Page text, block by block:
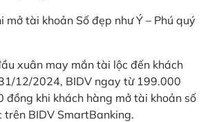
mở tài khoản Số đẹp như Ý – Phú quý
xuân may mắn tài lộc đến khách
12/2024, BIDV ngay từ 199.000
đồng khi khách hàng mở tài khoản số
BIDV SmartBanking.